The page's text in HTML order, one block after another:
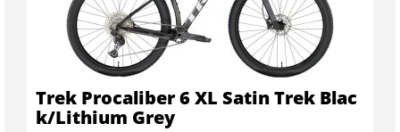
Trek Procaliber 6 XL Satin Trek Blac
k/Lithium Grey